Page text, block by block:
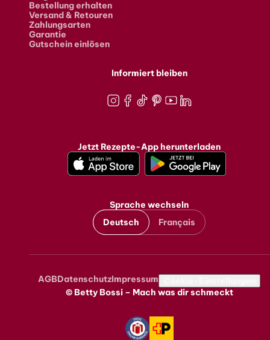
Bestellung erhalten
Versand & Retouren
Zahlungsarten
Garantie
Gutschein einlösen
Informiert bleiben
Jetzt Rezepte-App herunterladen
Sprache wechseln
Deutsch
Français
Metanavigation
AGBDatenschutzImpressum
© Betty Bossi – Mach was dir schmeckt